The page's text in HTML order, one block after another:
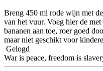
Breng 450 ml rode wijn met
van het vuur. Voeg hier de
bananen aan toe, roer goed
maar niet geschikt voor
Gelogd
War is peace, freedom is